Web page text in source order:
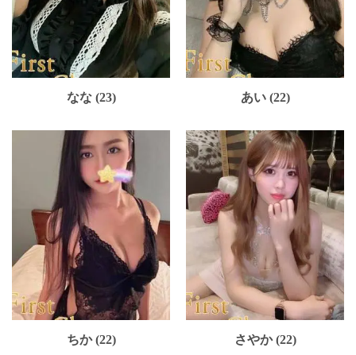
なな (23) あい (22)
ちか (22) さやか (22)